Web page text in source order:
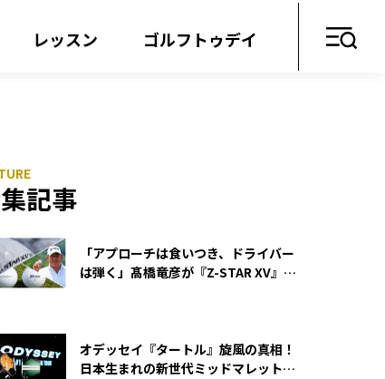
レッスン ゴルフトゥデイ
記事
「アプローチは食いつき、ドライバー
は弾く」髙橋竜彦が『Z-STAR XV』を
オデッセイ『タートル』旋風の真相！
日本生まれの新世代ミッドマレットが